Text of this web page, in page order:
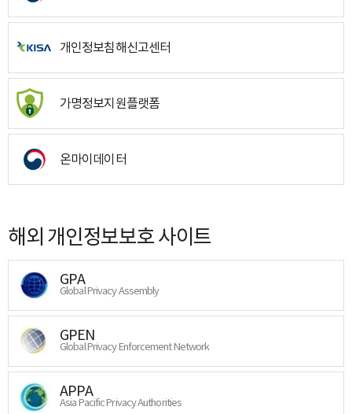
개인정보침해신고센터
가명정보지원플랫폼
온마이데이터
해외 개인정보보호 사이트
GPA
Global Privacy Assembly
GPEN
Global Privacy Enforcement Network
APPA
Asia Pacific Privacy Authorities